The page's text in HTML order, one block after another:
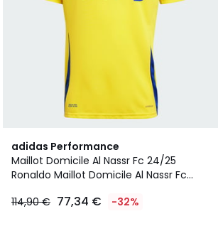
adidas Performance
Maillot Domicile Al Nassr Fc 24/25
Ronaldo Maillot Domicile Al Nassr Fc
114,90 € 77,34 € -32%
5
/
5